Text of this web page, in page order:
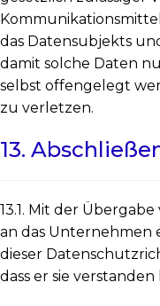
das Datensubjekts
damit solche Daten
selbst offengelegt
zu verletzen.
13.
13.1. Mit der
an das Unternehmen
dieser
dass er sie